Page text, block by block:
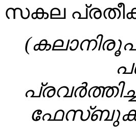
സകല
ഫേസ്‌ബുക്ക്